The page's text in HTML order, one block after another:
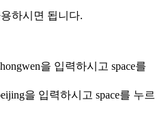
하시면 됩니다.
을 입력하시고 space를
을 입력하시고 space를 누르